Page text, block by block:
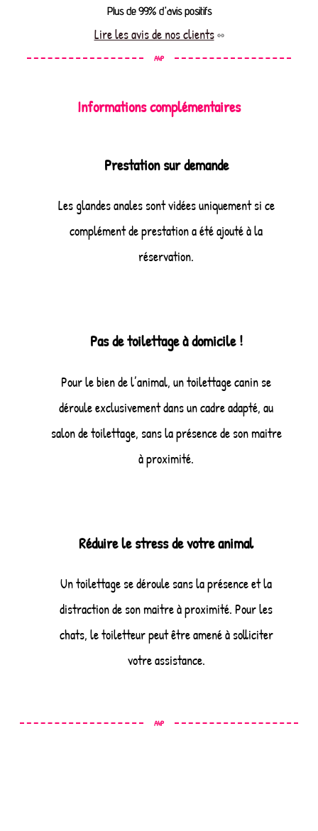
Plus de 99% d'avis positifs
Lire les avis de nos clients
A4P
Informations complémentaires
Prestation sur demande
Les glandes anales sont vidées uniquement si ce
complément de prestation a été ajouté à la
réservation.
Pas de toilettage à domicile !
Pour le bien de l’animal, un toilettage canin se
déroule exclusivement dans un cadre adapté, au
salon de toilettage, sans la présence de son maitre
à proximité.
Réduire le stress de votre animal
Un toilettage se déroule sans la présence et la
distraction de son maitre à proximité. Pour les
chats, le toiletteur peut être amené à solliciter
votre assistance.
A4P